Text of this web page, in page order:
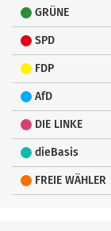
GRÜNE
SPD
FDP
AfD
DIE LINKE
dieBasis
FREIE WÄHLER